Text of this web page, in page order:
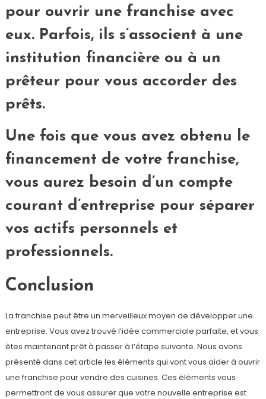
pour ouvrir une franchise avec
eux. Parfois, ils s’associent à une
institution financière ou à un
prêteur pour vous accorder des
prêts.
Une fois que vous avez obtenu le
financement de votre franchise,
vous aurez besoin d’un compte
courant d’entreprise pour séparer
vos actifs personnels et
professionnels.
Conclusion
La franchise peut être un merveilleux moyen de développer une
entreprise. Vous avez trouvé l’idée commerciale parfaite, et vous
êtes maintenant prêt à passer à l’étape suivante. Nous avons
présenté dans cet article les éléments qui vont vous aider à ouvrir
une franchise pour vendre des cuisines. Ces éléments vous
permettront de vous assurer que votre nouvelle entreprise est